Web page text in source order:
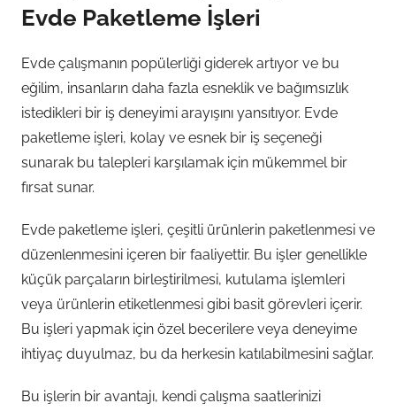
Evde Paketleme İşleri
Evde çalışmanın popülerliği giderek artıyor ve bu
eğilim, insanların daha fazla esneklik ve bağımsızlık
istedikleri bir iş deneyimi arayışını yansıtıyor. Evde
paketleme işleri, kolay ve esnek bir iş seçeneği
sunarak bu talepleri karşılamak için mükemmel bir
fırsat sunar.
Evde paketleme işleri, çeşitli ürünlerin paketlenmesi ve
düzenlenmesini içeren bir faaliyettir. Bu işler genellikle
küçük parçaların birleştirilmesi, kutulama işlemleri
veya ürünlerin etiketlenmesi gibi basit görevleri içerir.
Bu işleri yapmak için özel becerilere veya deneyime
ihtiyaç duyulmaz, bu da herkesin katılabilmesini sağlar.
Bu işlerin bir avantajı, kendi çalışma saatlerinizi